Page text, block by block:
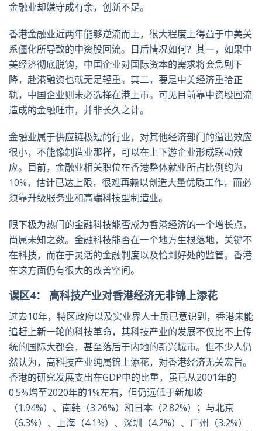
金融业却嫌守成有余，创新不足。
香港金融业近两年能够逆流而上，很大程度上得益于中美关
系僵化所导致的中资股回流。日后情况如何？其一，如果中
美经济彻底脱钩，中国企业对国际资本的需求将会急剧下
降，赴港融资也就无足轻重。其二，要是中美经济重拾正
轨，中国企业则未必选择在港上市。可见目前靠中资股回流
造成的金融旺市，并非长久之计。
金融业属于供应链极短的行业，对其他经济部门的溢出效应
很小，不能像制造业那样，可以在上下游企业形成联动效
应。目前，金融业相关职位在香港整体就业所占比例约为
10%，估计已达上限，很难再赖以创造大量优质工作，而必
须靠升级服务业和高端科技型制造业。
眼下极为热门的金融科技能否成为香港经济的一个增长点，
尚属未知之数。金融科技能否在一个地方生根落地，关键不
在科技，而在于灵活的金融制度以及恰到好处的监管。香港
在这方面仍有很大的改善空间。
误区4： 高科技产业对香港经济无非锦上添花
过去10年，特区政府以及实业界人士虽已意识到，香港未能
追赶上新一轮的科技革命，其科技产业的发展不仅比不上传
统的国际大都会，甚至落后于内地的新兴城市。但不少人仍
然认为，高科技产业纯属锦上添花，对香港经济无关宏旨。
香港的研究发展支出在GDP中的比重，虽已从2001年的
0.5%增至2020年的1%左右，但仍远低于新加坡
（1.94%）、南韩（3.26%）和日本（2.82%）；与北京
（6.3%）、上海（4.1%）、深圳（4.2%）、广州（3.2%）